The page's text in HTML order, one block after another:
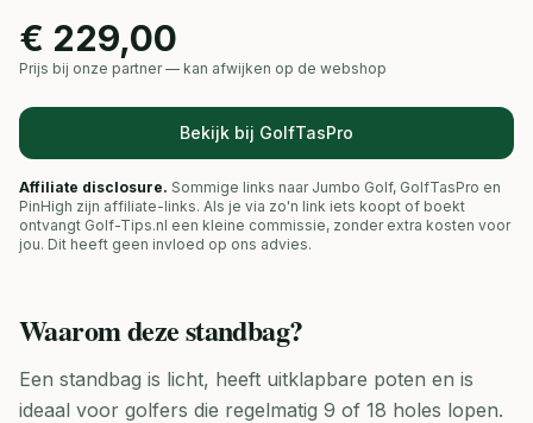
€ 229,00
Prijs bij onze partner — kan afwijken op de webshop
Bekijk bij GolfTasPro
Affiliate disclosure. Sommige links naar Jumbo Golf, GolfTasPro en
PinHigh zijn affiliate-links. Als je via zo'n link iets koopt of boekt
ontvangt Golf-Tips.nl een kleine commissie, zonder extra kosten voor
jou. Dit heeft geen invloed op ons advies.
Waarom dezestandbag?
Een standbag is licht, heeft uitklapbare poten en is
ideaal voor golfers die regelmatig 9 of 18 holes lopen.